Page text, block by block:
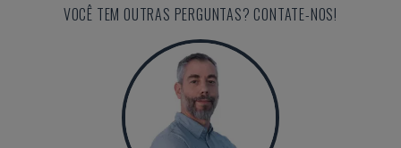
VOCÊ TEM OUTRAS PERGUNTAS? CONTATE-NOS!